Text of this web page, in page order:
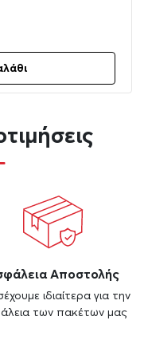
Αποστολής
ιδιαίτερα για την
των πακέτων μας